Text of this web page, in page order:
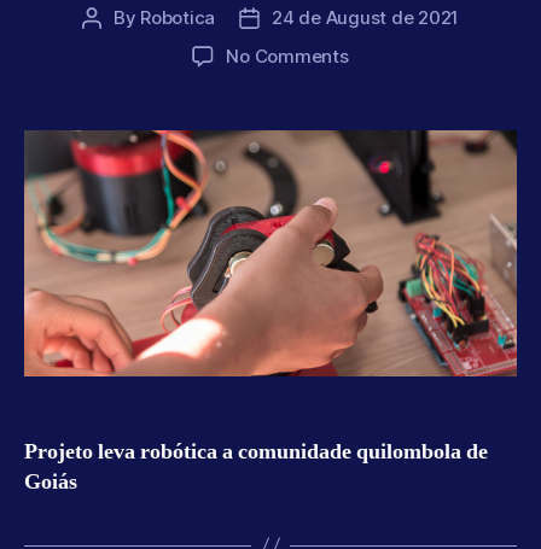
Post
By Robotica
Post
date
24 de August de 2021
No Commentson
Projeto leva robótica a comunidade quilombola de
Goiás